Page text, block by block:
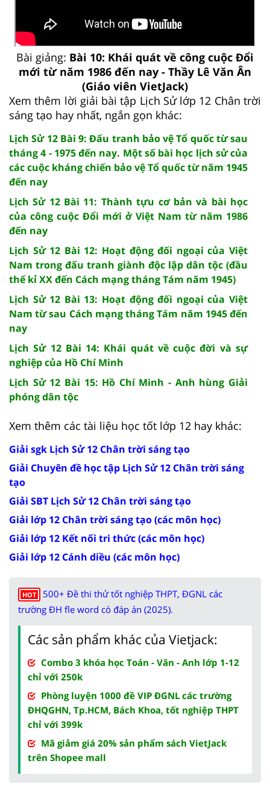
Bài giảng: Bài 10: Khái quát về công cuộc Đổi
mới từ năm 1986 đến nay - Thầy Lê Văn Ân
(Giáo viên VietJack)
Xem thêm lời giải bài tập Lịch Sử lớp 12 Chân trời
sáng tạo hay nhất, ngắn gọn khác:
Lịch Sử 12 Bài 9: Đấu tranh bảo vệ Tổ quốc từ sau
tháng 4 - 1975 đến nay. Một số bài học lịch sử của
các cuộc kháng chiến bảo vệ Tổ quốc từ năm 1945
đến nay
Lịch Sử 12 Bài 11: Thành tựu cơ bản và bài học
của công cuộc Đổi mới ở Việt Nam từ năm 1986
đến nay
Lịch Sử 12 Bài 12: Hoạt động đối ngoại của Việt
Nam trong đấu tranh giành độc lập dân tộc (đầu
thế kỉ XX đến Cách mạng tháng Tám năm 1945)
Lịch Sử 12 Bài 13: Hoạt động đối ngoại của Việt
Nam từ sau Cách mạng tháng Tám năm 1945 đến
nay
Lịch Sử 12 Bài 14: Khái quát về cuộc đời và sự
nghiệp của Hồ Chí Minh
Lịch Sử 12 Bài 15: Hồ Chí Minh - Anh hùng Giải
phóng dân tộc
Xem thêm các tài liệu học tốt lớp 12 hay khác:
Giải sgk Lịch Sử 12 Chân trời sáng tạo
Giải Chuyên đề học tập Lịch Sử 12 Chân trời sáng
tạo
Giải SBT Lịch Sử 12 Chân trời sáng tạo
Giải lớp 12 Chân trời sáng tạo (các môn học)
Giải lớp 12 Kết nối tri thức (các môn học)
Giải lớp 12 Cánh diều (các môn học)
HOT
500+ Đề thi thử tốt nghiệp THPT, ĐGNL các
trường ĐH fle word có đáp án (2025).
Các sản phẩm khác của Vietjack:
Combo 3 khóa học Toán - Văn - Anh lớp 1-12
chỉ với 250k
Phòng luyện 1000 đề VIP ĐGNL các trường
ĐHQGHN, Tp.HCM, Bách Khoa, tốt nghiệp THPT
chỉ với 399k
Mã giảm giá 20% sản phẩm sách VietJack
trên Shopee mall